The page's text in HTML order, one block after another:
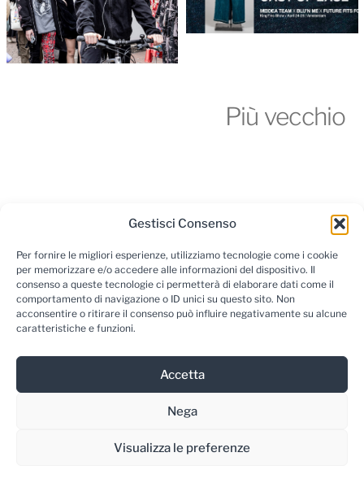
Gestisci Consenso
Per fornire le migliori esperienze, utilizziamo tecnologie come i cookie
per memorizzare e/o accedere alle informazioni del dispositivo. Il
consenso a queste tecnologie ci permetterà di elaborare dati come il
comportamento di navigazione o ID unici su questo sito. Non
acconsentire o ritirare il consenso può influire negativamente su alcune
caratteristiche e funzioni.
Accetta
Nega
Visualizza le preferenze
Più vecchio